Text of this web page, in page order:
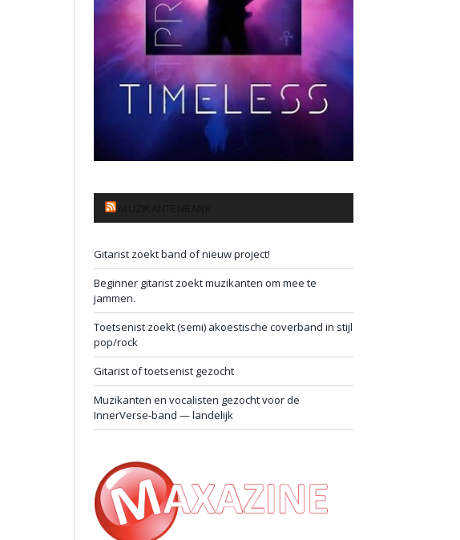
Gitarist zoekt band of nieuw project!
Beginner gitarist zoekt muzikanten om mee te
jammen.
Toetsenist zoekt (semi) akoestische coverband in stijl
pop/rock
Gitarist of toetsenist gezocht
Muzikanten en vocalisten gezocht voor de
InnerVerse-band — landelijk